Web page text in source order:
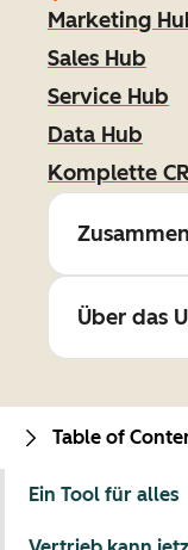
Marketing
Sales Hub
Service Hub
Data Hub
Komplette
Über das
Table of
Ein Tool für alles